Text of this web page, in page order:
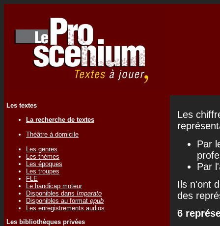
Les textes
La recherche de textes
Théâtre à domicile
Les genres
Les thèmes
Les époques
Les troupes
FLE
Le handicap moteur
Disponibles dans Imparato
Disponibles au format epub
Les enregistrements audios
Les bibliothèques privées
Les
Par
Par
Ils n'ont
des
6